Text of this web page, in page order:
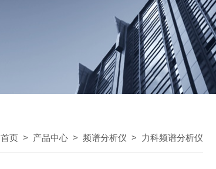
首页 > 产品中心 > 频谱分析仪 > 力科频谱分析仪